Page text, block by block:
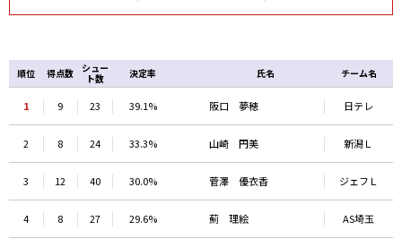
順位 得点数
シュー
ト数
決定率 氏名 チーム名
1 9 23 39.1% 阪口 夢穂 日テレ
2 8 24 33.3% 山崎 円美 新潟Ｌ
3 12 40 30.0% 菅澤 優衣香 ジェフＬ
4 8 27 29.6% 薊 理絵 AS埼玉